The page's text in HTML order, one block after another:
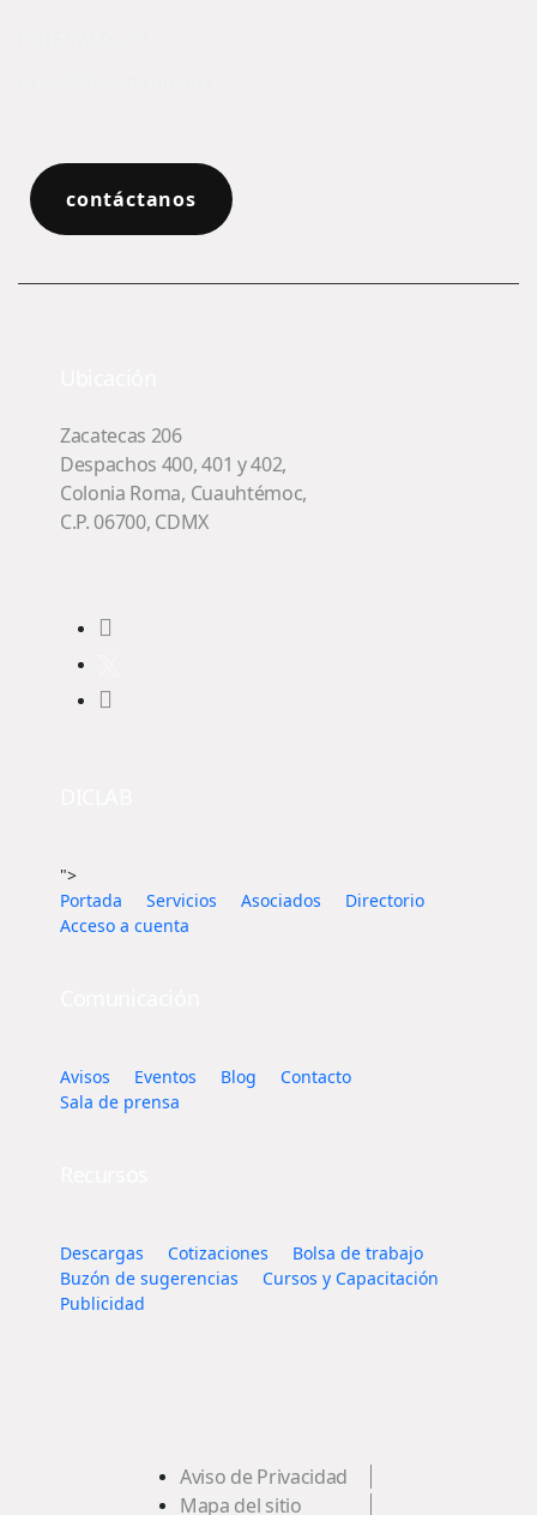
contáctanos
Zacatecas 206
Despachos 400, 401 y 402,
Colonia Roma, Cuauhtémoc,
C.P. 06700, CDMX
">
Portada
Servicios Asociados
Directorio
Acceso a cuenta
Avisos Eventos Blog
Contacto
Sala de prensa
Descargas Cotizaciones
Bolsa de trabajo
Buzón de sugerencias
Cursos y Capacitación
Publicidad
Aviso de Privacidad
Mapa del sitio